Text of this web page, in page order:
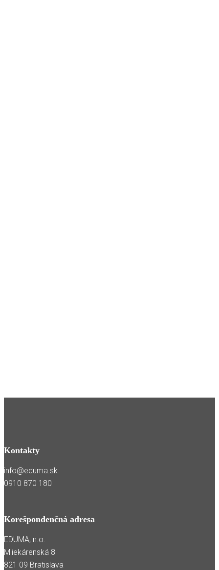
Kontakty
info@eduma.sk
0910 870 180
Korešpondenčná adresa
EDUMA, n.o.
Mliekárenská 8
821 09 Bratislava